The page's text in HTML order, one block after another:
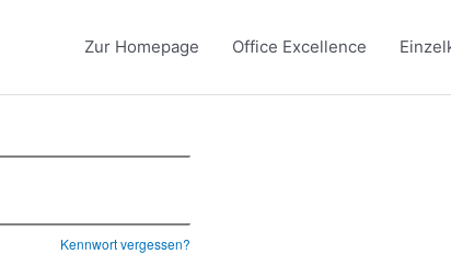
Zur Homepage Office Excellence
Kennwort vergessen?